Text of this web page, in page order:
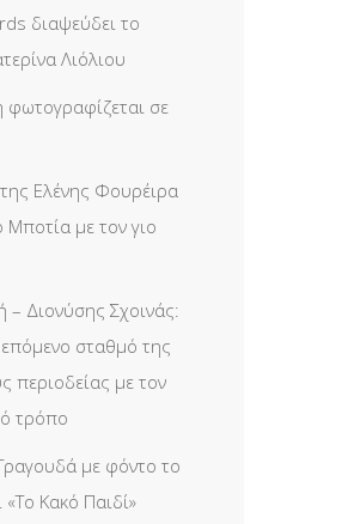
διαψεύδει το
Λιόλιου
σε
Ελένης Φουρέιρα
με τον γιο
– Διονύσης Σχοινάς:
σταθμό της
περιοδείας με τον
τρόπο
με φόντο το
Κακό Παιδί»